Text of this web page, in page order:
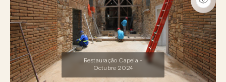
Restauração Capela -
Octubre 2024